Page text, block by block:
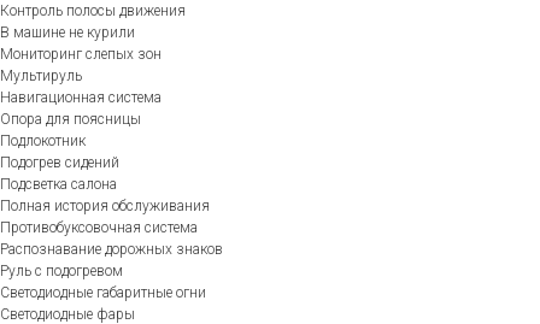
Контроль полосы движения
В машине не курили
Мониторинг слепых зон
Мультируль
Навигационная система
Опора для поясницы
Подлокотник
Подогрев сидений
Подсветка салона
Полная история обслуживания
Противобуксовочная система
Распознавание дорожных знаков
Руль с подогревом
Светодиодные габаритные огни
Светодиодные фары